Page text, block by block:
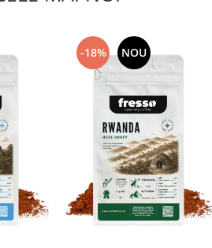
-18% NOU